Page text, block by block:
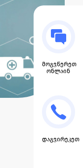
მოგვწერეთ
ონლაინ
დაგვირეკეთ